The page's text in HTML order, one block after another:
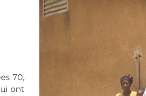
70,
ont